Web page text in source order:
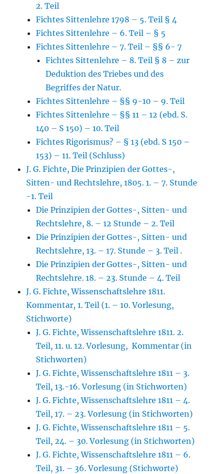
2. Teil
Fichtes Sittenlehre 1798 – 5. Teil § 4
Fichtes Sittenlehre – 6. Teil – § 5
Fichtes Sittenlehre – 7. Teil – §§ 6- 7
Fichtes Sittenlehre – 8. Teil § 8 – zur
Deduktion des Triebes und des
Begriffes der Natur.
Fichtes Sittenlehre – §§ 9-10 – 9. Teil
Fichtes Sittenlehre – §§ 11 – 12 (ebd. S.
140 – S 150) – 10. Teil
Fichtes Rigorismus? – § 13 (ebd. S 150 –
153) – 11. Teil (Schluss)
J. G. Fichte, Die Prinzipien der Gottes-,
Sitten- und Rechtslehre, 1805. 1. – 7. Stunde
-1. Teil
Die Prinzipien der Gottes-, Sitten- und
Rechtslehre, 8. – 12 Stunde – 2. Teil
Die Prinzipien der Gottes-, Sitten- und
Rechtslehre, 13. – 17. Stunde – 3. Teil .
Die Prinzipien der Gottes-, Sitten- und
Rechtslehre. 18. – 23. Stunde – 4. Teil
J. G. Fichte, Wissenschaftslehre 1811.
Kommentar, 1. Teil (1. – 10. Vorlesung,
Stichworte)
J. G. Fichte, Wissenschaftslehre 1811. 2.
Teil, 11. u. 12. Vorlesung, Kommentar (in
Stichworten)
J. G. Fichte, Wissenschaftslehre 1811 – 3.
Teil, 13.-16. Vorlesung (in Stichworten)
J. G. Fichte, Wissenschaftslehre 1811 – 4.
Teil, 17. – 23. Vorlesung (in Stichworten)
J. G. Fichte, Wissenschaftslehre 1811 – 5.
Teil, 24. – 30. Vorlesung (in Stichworten)
J. G. Fichte, Wissenschaftslehre 1811 – 6.
Teil, 31. – 36. Vorlesung (Stichworte)